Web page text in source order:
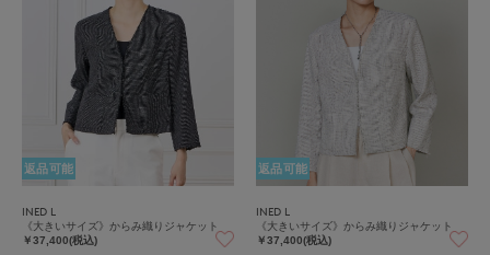
返品可能
INED L
《大きいサイズ》からみ織りジャケット
￥37,400(税込)
返品可能
INED L
《大きいサイズ》からみ織りジャケット
￥37,400(税込)